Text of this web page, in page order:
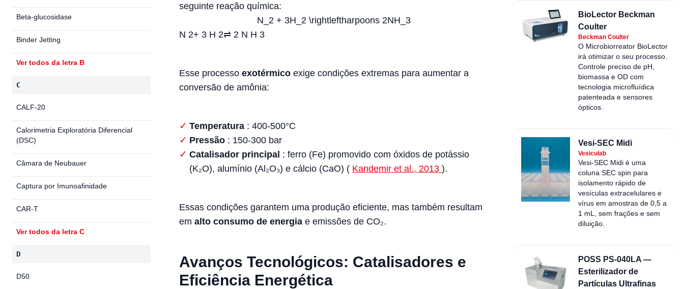
seguinte reação química:
N_2 + 3H_2 \rightleftharpoons 2NH_3
N 2+ 3 H 2⇌ 2 N H 3
Esse processo exotérmico exige condições extremas para aumentar a
conversão de amônia:
Temperatura : 400-500°C
Pressão : 150-300 bar
Catalisador principal : ferro (Fe) promovido com óxidos de potássio
(K₂O), alumínio (Al₂O₃) e cálcio (CaO) ( Kandemir et al., 2013 ).
Essas condições garantem uma produção eficiente, mas também resultam
em alto consumo de energia e emissões de CO₂.
Avanços Tecnológicos: Catalisadores e
Eficiência Energética
Beta-glucosidase
Binder Jetting
Ver todos da letra B
C
CALF-20
Calorimetria Exploratória Diferencial
(DSC)
Câmara de Neubauer
Captura por Imunoafinidade
CAR-T
Ver todos da letra C
D
D50
BioLector Beckman
Coulter
Beckman Coulter
O Microbiorreator BioLector
irá otimizar o seu processo.
Controle preciso de pH,
biomassa e OD com
tecnologia microfluídica
patenteada e sensores
ópticos.
Vesi-SEC Midi
Vesiculab
Vesi-SEC Midi é uma
coluna SEC spin para
isolamento rápido de
vesículas extracelulares e
vírus em amostras de 0,5 a
1 mL, sem frações e sem
diluição.
POSS PS-040LA —
Esterilizador de
Partículas Ultrafinas